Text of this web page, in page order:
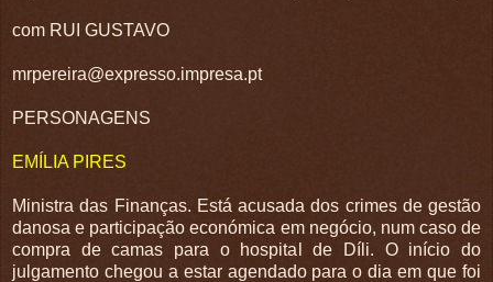
com RUI GUSTAVO
mrpereira@expresso.impresa.pt
PERSONAGENS
EMÍLIA PIRES
Ministra das Finanças. Está acusada dos crimes de gestão
danosa e participação económica em negócio, num caso de
compra de camas para o hospital de Díli. O início do
julgamento chegou a estar agendado para o dia em que foi